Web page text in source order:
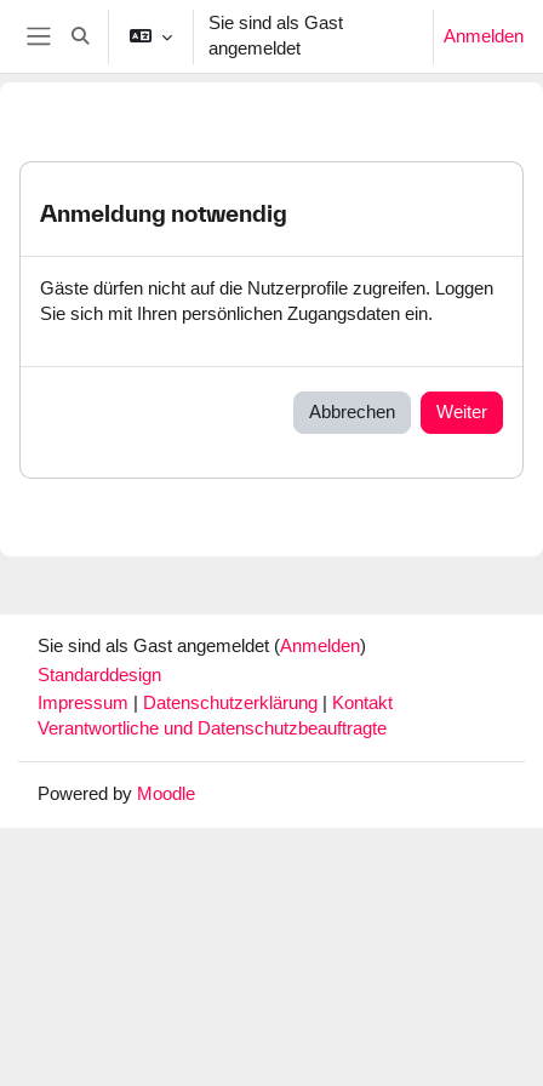
Zum Hauptinhalt
Website-Übersicht
Sucheingabe umschalten
Sie sind als Gast
angemeldet
Anmelden
Anmeldung notwendig
Gäste dürfen nicht auf die Nutzerprofile zugreifen. Loggen
Sie sich mit Ihren persönlichen Zugangsdaten ein.
Abbrechen Weiter
Sie sind als Gast angemeldet (Anmelden)
Standarddesign
Impressum
Datenschutzerklärung
Kontakt
Verantwortliche und Datenschutzbeauftragte
Powered by Moodle